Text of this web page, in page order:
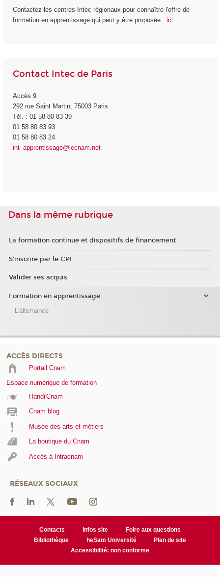
Contactez les centres Intec régionaux pour connaître l'offre de
formation en apprentissage qui peut y être proposée : ici
Contact Intec de Paris
Accès 9
292 rue Saint Martin, 75003 Paris
Tél. : 01 58 80 83 39
01 58 80 83 93
01 58 80 83 24
int_apprentissage@lecnam.net
Dans la même rubrique
La formation continue et dispositifs de financement
S'inscrire par le CPF
Valider ses acquis
Formation en apprentissage
L'alternance
ACCÈS DIRECTS
Portail Cnam
Espace numérique de formation
Handi'Cnam
Cnam blog
Musée des arts et métiers
La boutique du Cnam
Accès à Intracnam
RÉSEAUX SOCIAUX
Contacts Infos site
Foire aux questions
Bibliothèque
heSam Université
Plan de site
Accessibilité: non conforme